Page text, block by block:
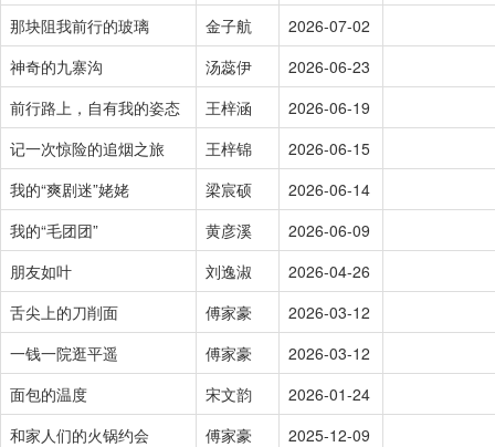
那块阻我前行的玻璃
金子航
2026-07-02
神奇的九寨沟
汤蕊伊
2026-06-23
前行路上，自有我的姿态
王梓涵
2026-06-19
记一次惊险的追烟之旅
王梓锦
2026-06-15
我的“爽剧迷”姥姥
梁宸硕
2026-06-14
我的“毛团团”
黄彦溪
2026-06-09
朋友如叶
刘逸淑
2026-04-26
舌尖上的刀削面
傅家豪
2026-03-12
一钱一院逛平遥
傅家豪
2026-03-12
面包的温度
宋文韵
2026-01-24
和家人们的火锅约会
傅家豪
2025-12-09